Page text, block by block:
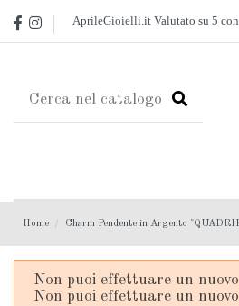
Home Charm Pendente in Argento
Non puoi effettuare un
Non puoi effettuare un